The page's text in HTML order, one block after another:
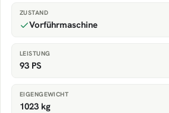
ZUSTAND
Vorführmaschine
LEISTUNG
93 PS
EIGENGEWICHT
1023 kg